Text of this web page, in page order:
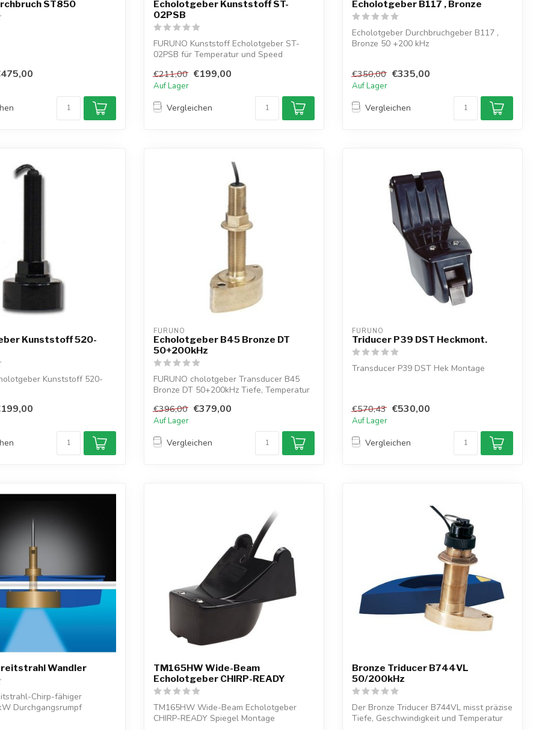
ST850
Echolotgeber Kunststoff ST-
02PSB
FURUNO Kunststoff Echolotgeber ST-
02PSB für Temperatur und Speed
€211,00 €199,00
Auf Lager
Vergleichen
Echolotgeber B117 , Bronze
Echolotgeber Durchbruchgeber B117 ,
Bronze 50 +200 kHz
€350,00 €335,00
Auf Lager
Vergleichen
Kunststoff 520-
Kunststoff 520-
FURUNO
Echolotgeber B45 Bronze DT
50+200kHz
FURUNO cholotgeber Transducer B45
Bronze DT 50+200kHz Tiefe, Temperatur
€396,00 €379,00
Auf Lager
Vergleichen
FURUNO
Triducer P39 DST Heckmont.
Transducer P39 DST Hek Montage
€570,43 €530,00
Auf Lager
Vergleichen
Wandler
Chirp-fähiger
Durchgangsrumpf
TM165HW Wide-Beam
Echolotgeber CHIRP-READY
TM165HW Wide-Beam Echolotgeber
CHIRP-READY Spiegel Montage
Bronze Triducer B744VL
50/200kHz
Der Bronze Triducer B744VL misst präzise
Tiefe, Geschwindigkeit und Temperatur